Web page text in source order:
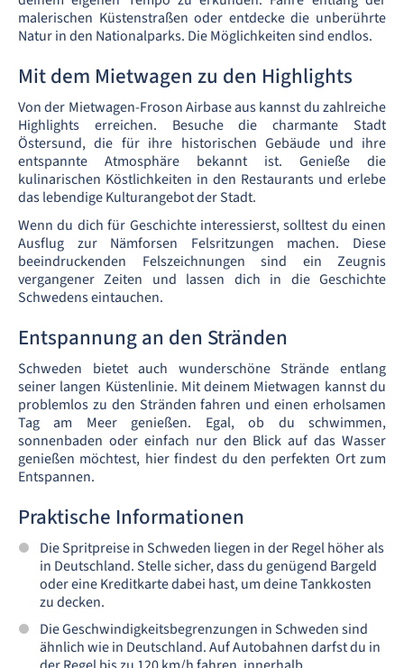
malerischen Küstenstraßen oder entdecke die unberührte
Natur in den Nationalparks. Die Möglichkeiten sind endlos.
Mit dem Mietwagen zu den Highlights
Von der Mietwagen-Froson Airbase aus kannst du zahlreiche
Highlights erreichen. Besuche die charmante Stadt
Östersund, die für ihre historischen Gebäude und ihre
entspannte Atmosphäre bekannt ist. Genieße die
kulinarischen Köstlichkeiten in den Restaurants und erlebe
das lebendige Kulturangebot der Stadt.
Wenn du dich für Geschichte interessierst, solltest du einen
Ausflug zur Nämforsen Felsritzungen machen. Diese
beeindruckenden Felszeichnungen sind ein Zeugnis
vergangener Zeiten und lassen dich in die Geschichte
Schwedens eintauchen.
Entspannung an den Stränden
Schweden bietet auch wunderschöne Strände entlang
seiner langen Küstenlinie. Mit deinem Mietwagen kannst du
problemlos zu den Stränden fahren und einen erholsamen
Tag am Meer genießen. Egal, ob du schwimmen,
sonnenbaden oder einfach nur den Blick auf das Wasser
genießen möchtest, hier findest du den perfekten Ort zum
Entspannen.
Praktische Informationen
Die Spritpreise in Schweden liegen in der Regel höher als
in Deutschland. Stelle sicher, dass du genügend Bargeld
oder eine Kreditkarte dabei hast, um deine Tankkosten
zu decken.
Die Geschwindigkeitsbegrenzungen in Schweden sind
ähnlich wie in Deutschland. Auf Autobahnen darfst du in